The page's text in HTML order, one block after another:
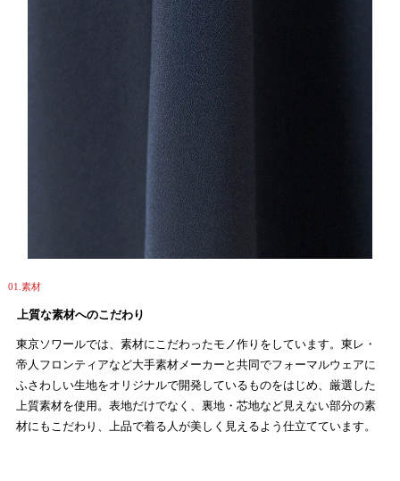
01.素材
上質な素材へのこだわり
東京ソワールでは、素材にこだわったモノ作りをしています。東レ・
帝人フロンティアなど大手素材メーカーと共同でフォーマルウェアに
ふさわしい生地をオリジナルで開発しているものをはじめ、厳選した
上質素材を使用。表地だけでなく、裏地・芯地など見えない部分の素
材にもこだわり、上品で着る人が美しく見えるよう仕立てています。